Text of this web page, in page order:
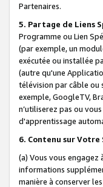
Partenaires.
5. Partage de Liens
Programme ou Lien
(par exemple, un
exécutée ou installée
(autre qu'une
télévision par câble ou
exemple, GoogleTV,
n’utiliserez pas ou
d'apprentissage
6. Contenu sur Votre
(a) Vous vous
informations
manière à conserver